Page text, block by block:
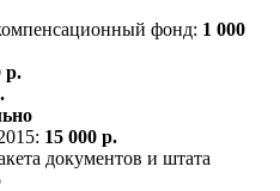
фонд: 1 000
р.
15 000 р.
документов и штата